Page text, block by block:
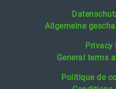
Allgemeine
Privacy
General terms
Politique de